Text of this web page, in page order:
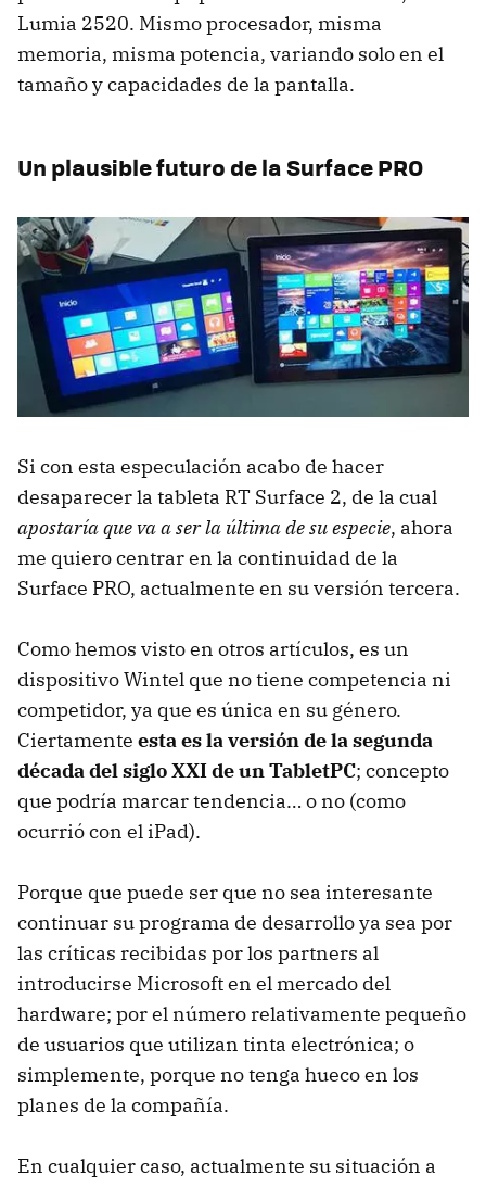
Lumia 2520. Mismo procesador, misma
memoria, misma potencia, variando solo en el
tamaño y capacidades de la pantalla.
Un plausible futuro de la Surface PRO
Si con esta especulación acabo de hacer
desaparecer la tableta RT Surface 2, de la cual
apostaría que va a ser la última de su especie, ahora
me quiero centrar en la continuidad de la
Surface PRO, actualmente en su versión tercera.
Como hemos visto en otros artículos, es un
dispositivo Wintel que no tiene competencia ni
competidor, ya que es única en su género.
Ciertamente esta es la versión de la segunda
década del siglo XXI de un TabletPC; concepto
que podría marcar tendencia… o no (como
ocurrió con el iPad).
Porque que puede ser que no sea interesante
continuar su programa de desarrollo ya sea por
las críticas recibidas por los partners al
introducirse Microsoft en el mercado del
hardware; por el número relativamente pequeño
de usuarios que utilizan tinta electrónica; o
simplemente, porque no tenga hueco en los
planes de la compañía.
En cualquier caso, actualmente su situación a